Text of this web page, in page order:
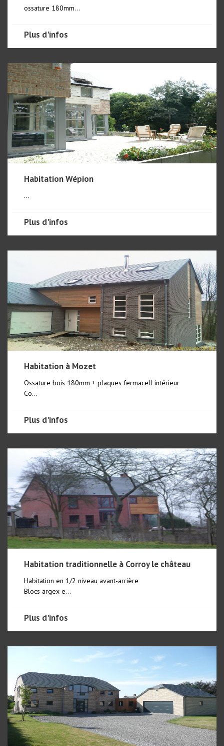
ossature 180mm...
Plus d'infos
Habitation Wépion
...
Plus d'infos
Habitation à Mozet
Ossature bois 180mm + plaques fermacell intérieur
Co...
Plus d'infos
Habitation traditionnelle à Corroy le château
Habitation en 1/2 niveau avant-arrière
Blocs argex e...
Plus d'infos